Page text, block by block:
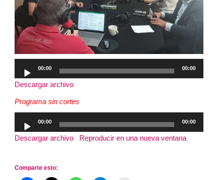
Reproductor
de
audio
00:00 00:00
Descargar archivo
Programa sin cortes
Reproductor
de
audio
00:00 00:00
Descargar archivo Reproducir en una nueva ventana
Comparte esto: